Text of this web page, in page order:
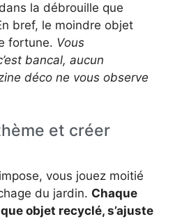
la débrouille que
bref, le moindre objet
fortune. Vous
bancal, aucun
déco ne vous observe
et créer
vous jouez moitié
du jardin. Chaque
objet recyclé, s’ajuste